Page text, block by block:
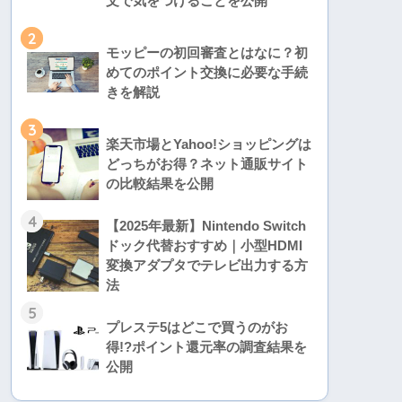
2
モッピーの初回審査とはなに？初
めてのポイント交換に必要な手続
きを解説
3
楽天市場とYahoo!ショッピングは
どっちがお得？ネット通販サイト
の比較結果を公開
4
【2025年最新】Nintendo Switch
ドック代替おすすめ｜小型HDMI
変換アダプタでテレビ出力する方
法
5
プレステ5はどこで買うのがお
得!?ポイント還元率の調査結果を
公開